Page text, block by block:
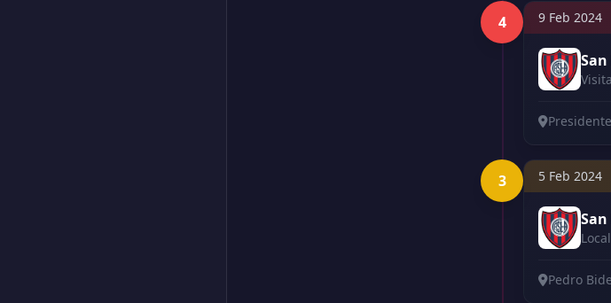
4 9 Feb 2024
3 5 Feb 2024
Local
Pedro